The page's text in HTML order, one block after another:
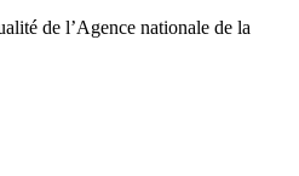
de l’Agence nationale de la